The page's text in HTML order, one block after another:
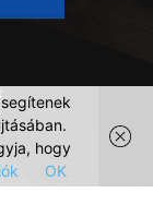
hogy
OK